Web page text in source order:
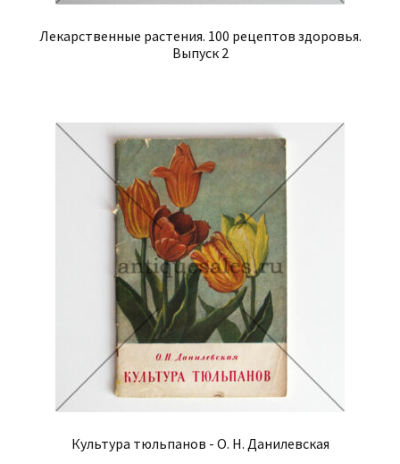
Лекарственные растения. 100 рецептов здоровья.
Выпуск 2
Культура тюльпанов - О. Н. Данилевская